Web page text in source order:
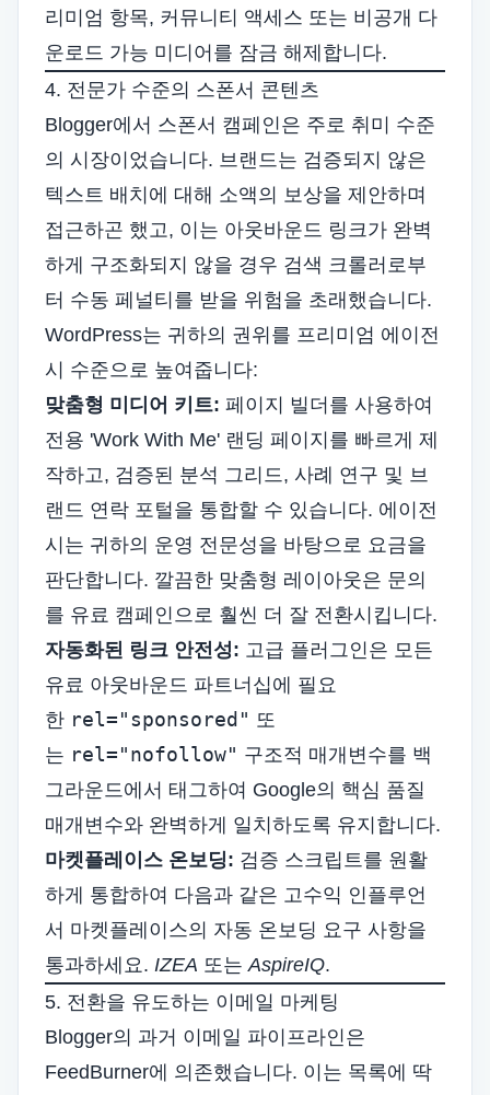
리미엄 항목, 커뮤니티 액세스 또는 비공개 다
운로드 가능 미디어를 잠금 해제합니다.
4. 전문가 수준의 스폰서 콘텐츠
Blogger에서 스폰서 캠페인은 주로 취미 수준
의 시장이었습니다. 브랜드는 검증되지 않은
텍스트 배치에 대해 소액의 보상을 제안하며
접근하곤 했고, 이는 아웃바운드 링크가 완벽
하게 구조화되지 않을 경우 검색 크롤러로부
터 수동 페널티를 받을 위험을 초래했습니다.
WordPress는 귀하의 권위를 프리미엄 에이전
시 수준으로 높여줍니다:
맞춤형 미디어 키트: 페이지 빌더를 사용하여
전용 'Work With Me' 랜딩 페이지를 빠르게 제
작하고, 검증된 분석 그리드, 사례 연구 및 브
랜드 연락 포털을 통합할 수 있습니다. 에이전
시는 귀하의 운영 전문성을 바탕으로 요금을
판단합니다. 깔끔한 맞춤형 레이아웃은 문의
를 유료 캠페인으로 훨씬 더 잘 전환시킵니다.
자동화된 링크 안전성: 고급 플러그인은 모든
유료 아웃바운드 파트너십에 필요
한 rel="sponsored" 또
는 rel="nofollow" 구조적 매개변수를 백
그라운드에서 태그하여 Google의 핵심 품질
매개변수와 완벽하게 일치하도록 유지합니다.
마켓플레이스 온보딩: 검증 스크립트를 원활
하게 통합하여 다음과 같은 고수익 인플루언
서 마켓플레이스의 자동 온보딩 요구 사항을
통과하세요. IZEA 또는AspireIQ.
5. 전환을 유도하는 이메일 마케팅
Blogger의 과거 이메일 파이프라인은
FeedBurner에 의존했습니다. 이는 목록에 딱